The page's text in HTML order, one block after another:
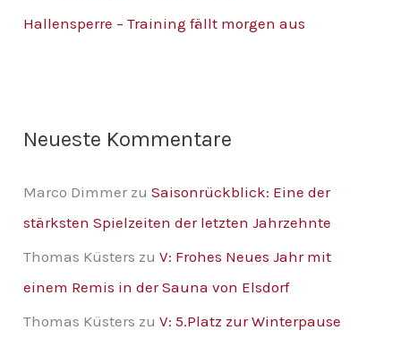
c
Hallensperre – Training fällt morgen aus
Neueste Kommentare
Marco Dimmer zuSaisonrückblick: Eine der
stärksten Spielzeiten der letzten Jahrzehnte
Thomas Küsters zuV: Frohes Neues Jahr mit
einem Remis in der Sauna von Elsdorf
Thomas Küsters zuV: 5.Platz zur Winterpause